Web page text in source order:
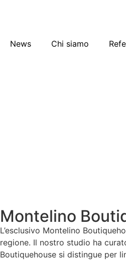
News Chi siamo
Montelino
L’esclusivo Montelino
regione. Il nostro studio ha
Boutiquehouse si distingue per